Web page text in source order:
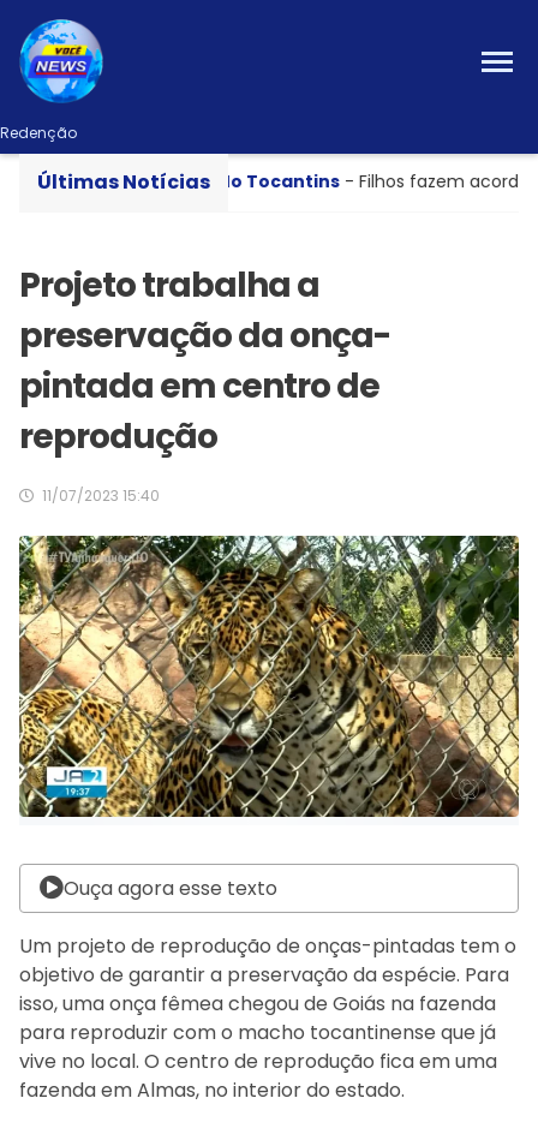
Redenção
Últimas Notícias
Ourilândia No Tocantins- Filhos fazem acordo com
Projeto trabalha a
preservação da onça-
pintada em centro de
reprodução
11/07/2023 15:40
Ouça agora esse texto
Um projeto de reprodução de onças-pintadas tem o
objetivo de garantir a preservação da espécie. Para
isso, uma onça fêmea chegou de Goiás na fazenda
para reproduzir com o macho tocantinense que já
vive no local. O centro de reprodução fica em uma
fazenda em Almas, no interior do estado.